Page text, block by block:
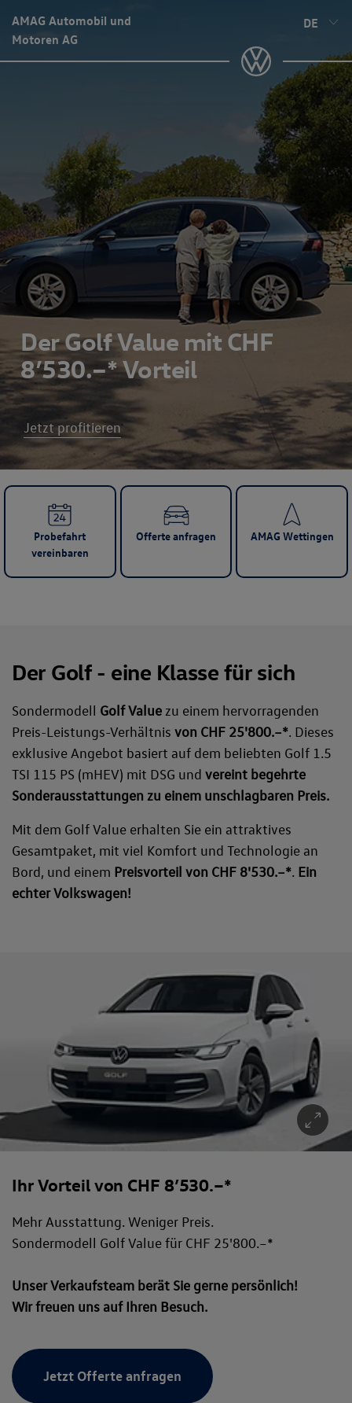
AMAG Automobil und
Motoren AG
DE
Der Golf Value mit CHF
8’530.–* Vorteil
Jetzt profitieren
Probefahrt
vereinbaren
Offerte anfragen AMAG Wettingen
Der Golf - eine Klasse für sich
Sondermodell Golf Value zu einem hervorragenden
Preis-Leistungs-Verhältnis von CHF 25'800.–*. Dieses
exklusive Angebot basiert auf dem beliebten Golf 1.5
TSI 115 PS (mHEV) mit DSG und vereint begehrte
Sonderausstattungen zu einem unschlagbaren Preis.
Mit dem Golf Value erhalten Sie ein attraktives
Gesamtpaket, mit viel Komfort und Technologie an
Bord, und einem Preisvorteil von CHF 8'530.–*. Ein
echter Volkswagen!
Ihr Vorteil von CHF 8’530.–*
Mehr Ausstattung. Weniger Preis.
Sondermodell Golf Value für CHF 25'800.–*
Unser Verkaufsteam berät Sie gerne persönlich!
Wir freuen uns auf Ihren Besuch.
Jetzt Offerte anfragen